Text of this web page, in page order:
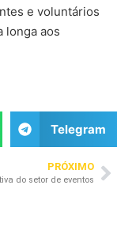
e voluntários
longa aos
Telegram
PRÓXIMO
do setor de eventos